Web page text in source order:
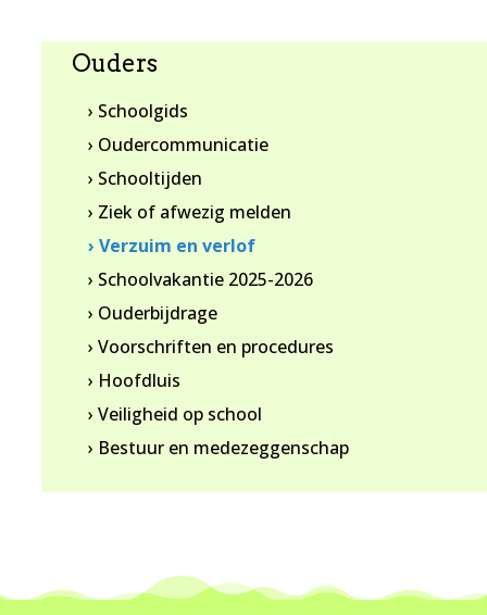
Ouders
› Schoolgids
› Oudercommunicatie
› Schooltijden
› Ziek of afwezig melden
› Verzuim en verlof
› Schoolvakantie 2025-2026
› Ouderbijdrage
› Voorschriften en procedures
› Hoofdluis
› Veiligheid op school
› Bestuur en medezeggenschap